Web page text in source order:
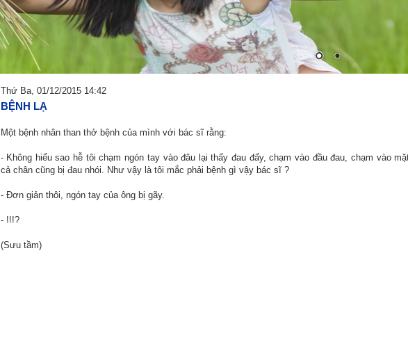
Thứ Ba, 01/12/2015 14:42
BỆNH LẠ
Một bệnh nhân than thở bệnh của mình với bác sĩ rằng:
- Không hiểu sao hễ tôi chạm ngón tay vào đâu lại thấy đau đấy, chạm vào đầu đau, chạm vào
cả chân cũng bị đau nhói. Như vậy là tôi mắc phải bệnh gì vậy bác sĩ ?
- Đơn giản thôi, ngón tay của ông bị gãy.
- !!!?
(Sưu tầm)